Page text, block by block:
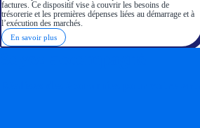
factures. Ce dispositif vise à couvrir les besoins de
trésorerie et les premières dépenses liées au démarrage et à
l’exécution des marchés.
En savoir plus